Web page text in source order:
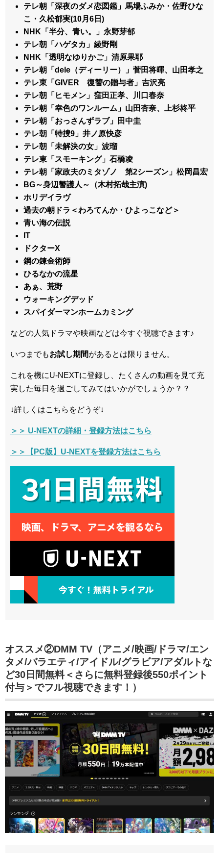
テレ朝「深夜のダメ恋図鑑」馬場ふみか・佐野ひな
こ・久松郁実(10月6日)
NHK「半分、青い。」永野芽郁
テレ朝「ハゲタカ」綾野剛
NHK「透明なゆりかご」清原果耶
テレ朝「dele（ディーリー）」菅田将暉、山田孝之
テレ東「GIVER 復讐の贈与者」吉沢亮
テレ朝「ヒモメン」窪田正孝、川口春奈
テレ朝「幸色のワンルーム」山田杏奈、上杉柊平
テレ朝「おっさんずラブ」田中圭
テレ朝「特捜9」井ノ原快彦
テレ朝「未解決の女」波瑠
テレ東「スモーキング」石橋凌
テレ朝「家政夫のミタゾノ 第2シーズン」松岡昌宏
BG～身辺警護人～（木村拓哉主演)
ホリデイラヴ
過去の朝ドラ＜わろてんか・ひよっこなど＞
青い海の伝説
IT
ドクターX
鋼の錬金術師
ひるなかの流星
あぁ、荒野
ウォーキングデッド
スパイダーマンホームカミング
などの人気ドラマや映画などは今すぐ視聴できます♪
いつまでもお試し期間があるとは限りません。
これを機にU-NEXTに登録し、たくさんの動画を見て充
実した毎日を過ごしてみてはいかがでしょうか？？
↓詳しくはこちらをどうぞ↓
＞＞ U-NEXTの詳細・登録方法はこちら
＞＞【PC版】U-NEXTを登録方法はこちら
オススメ②DMM TV（アニメ/映画/ドラマ/エン
タメ/バラエティ/アイドル/グラビア/アダルトな
ど30日間無料＜さらに無料登録後550ポイント
付与＞でフル視聴できます！）